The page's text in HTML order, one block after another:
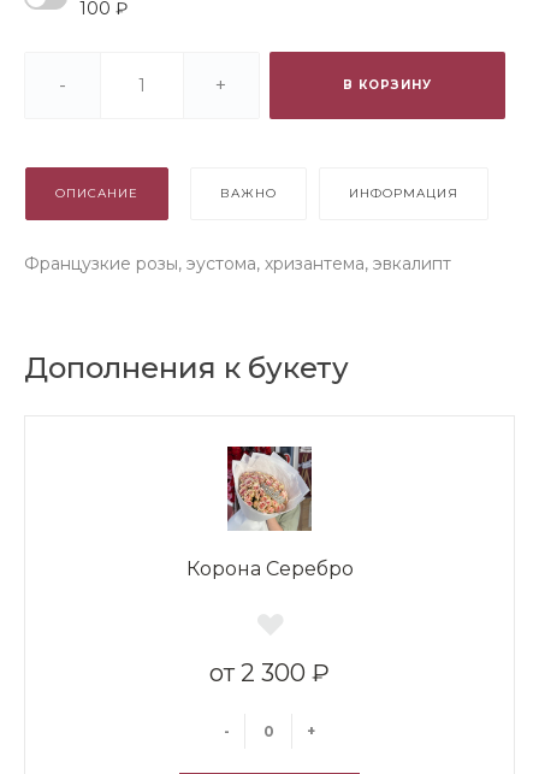
100 ₽
- + В КОРЗИНУ
ОПИСАНИЕ ВАЖНО ИНФОРМАЦИЯ
Французкие розы, эустома, хризантема, эвкалипт
Дополнения к букету
Корона Серебро
2 300 ₽
- +